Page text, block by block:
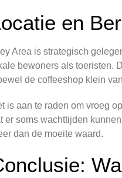
en
Area is strategisch
bewoners als toeristen.
de coffeeshop klein
is aan te raden om vroeg
er soms wachttijden
dan de moeite waard.